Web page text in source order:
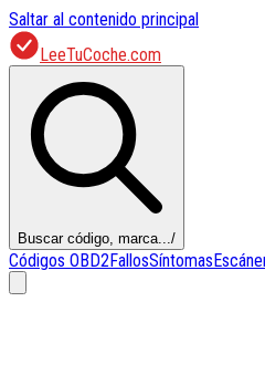
Saltar al contenido principal
LeeTuCoche.com
Buscar código, marca.../
Códigos OBD2FallosSíntomas